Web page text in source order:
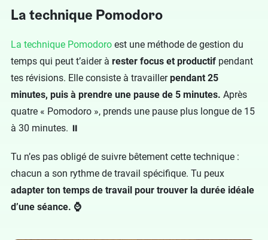
La technique Pomodoro
La technique Pomodoro est une méthode de gestion du
temps qui peut t’aider à rester focus et productif pendant
tes révisions. Elle consiste à travaillerpendant 25
minutes, puis à prendre une pause de 5 minutes. Après
quatre « Pomodoro », prends une pause plus longue de 15
à 30 minutes. ⏸️
Tu n’es pas obligé de suivre bêtement cette technique :
chacun a son rythme de travail spécifique. Tu peux
adapter ton temps de travail pour trouver la durée idéale
d’une séance. ⌚